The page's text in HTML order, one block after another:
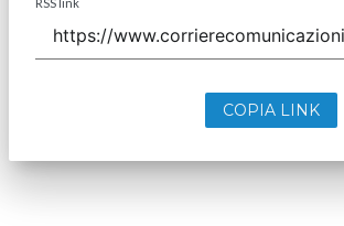
COPIA LINK